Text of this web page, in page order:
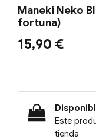
Maneki Neko
fortuna)
15,90 €
Este
tienda